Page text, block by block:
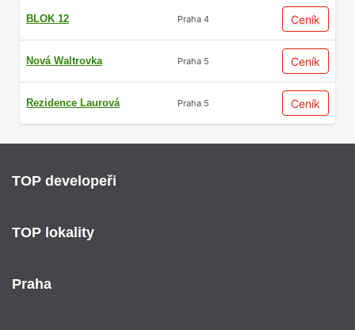
BLOK 12 Praha 4 Ceník
Nová Waltrovka Praha 5 Ceník
Rezidence Laurová Praha 5 Ceník
TOP developeři
TOP lokality
Praha